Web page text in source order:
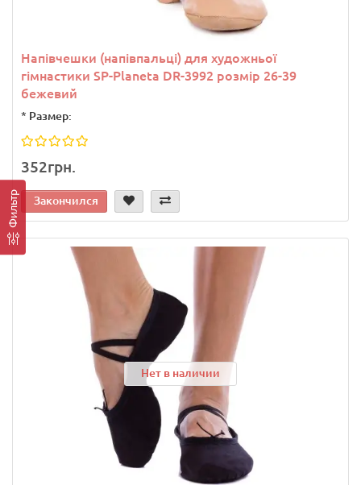
Фильтр
Напівчешки (напівпальці) для художньої
гімнастики SP-Planeta DR-3992 розмір 26-39
бежевий
* Размер:
352грн.
Закончился
Нет в наличии